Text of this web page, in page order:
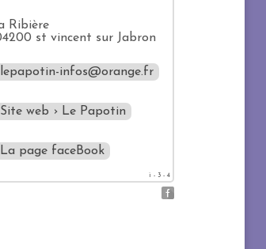
Ribière
st vincent sur Jabron
lepapotin-infos@orange.fr
Site web › Le Papotin
La page faceBook
i - 3 - 4